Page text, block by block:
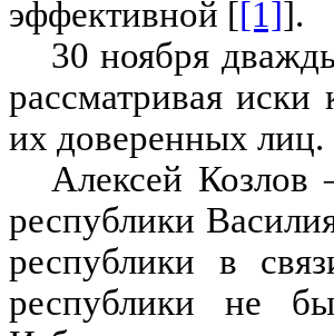
эффективной [[1]].
30 ноября
рассматривая
их доверенных лиц.
Алексей
республики
республики в
республики не